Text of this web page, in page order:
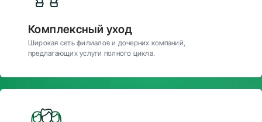
Комплексный уход
Широкая сеть филиалов и дочерних компаний,
предлагающих услуги полного цикла.